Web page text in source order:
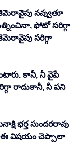
నవ్వుతూ
ఫోటో సరిగ్గా
సరిగ్గా
కానీ, నీ వైపే
రాదుకానీ, నీ పని
భర్త సుందరరావు
విషయం చెప్పాలా